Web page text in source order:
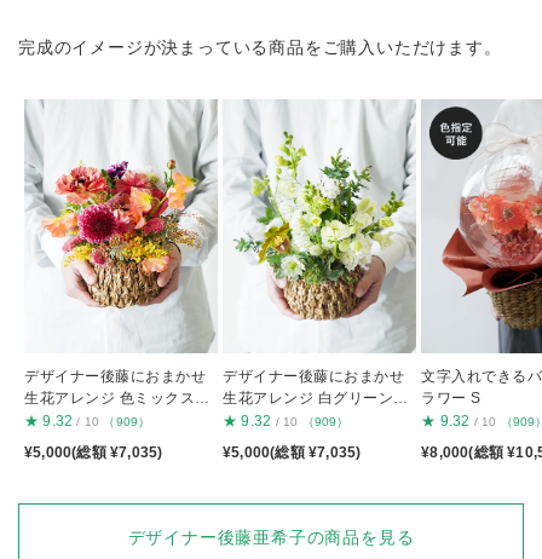
完成のイメージが決まっている商品をご購入いただけます。
デザイナー後藤におまかせ
生花アレンジ 色ミックスS
S
★ 9.32 / 10 （909）
¥5,000(総額 ¥7,035)
デザイナー後藤におまかせ
生花アレンジ 白グリーンS
S
★ 9.32 / 10 （909）
¥5,000(総額 ¥7,035)
文字入れできる
ラワー S
★ 9.32 / 10 （909
¥8,000(総額
デザイナー後藤亜希子の商品を見る